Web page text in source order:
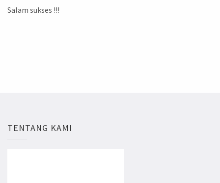
Salam sukses !!!
TENTANG KAMI